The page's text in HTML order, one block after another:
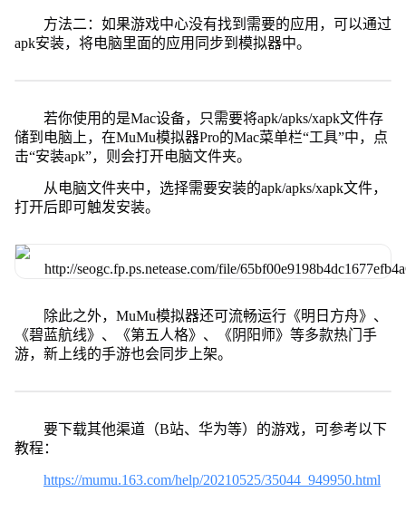
方法二：如果游戏中心没有找到需要的应用，可以通过
apk安装，将电脑里面的应用同步到模拟器中。
若你使用的是Mac设备，只需要将apk/apks/xapk文件存
储到电脑上，在MuMu模拟器Pro的Mac菜单栏“工具”中，点
击“安装apk”，则会打开电脑文件夹。
从电脑文件夹中，选择需要安装的apk/apks/xapk文件，
打开后即可触发安装。
除此之外，MuMu模拟器还可流畅运行《明日方舟》、
《碧蓝航线》、《第五人格》、《阴阳师》等多款热门手
游，新上线的手游也会同步上架。
要下载其他渠道（B站、华为等）的游戏，可参考以下
教程：
https://mumu.163.com/help/20210525/35044_949950.html